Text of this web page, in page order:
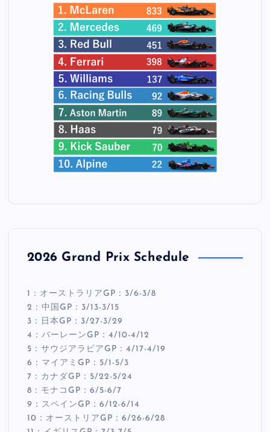
2026 Grand Prix Schedule
1：オーストラリアGP：3/6-3/8
2：中国GP：3/13-3/15
3：日本GP：3/27-3/29
4：バーレーンGP：4/10-4/12
5：サウジアラビアGP：4/17-4/19
6：マイアミGP：5/1-5/3
7：カナダGP：5/22-5/24
8：モナコGP：6/5-6/7
9：スペインGP：6/12-6/14
10：オーストリアGP：6/26-6/28